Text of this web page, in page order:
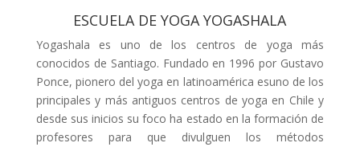
ESCUELA DE YOGA YOGASHALA
Yogashala es uno de los centros de yoga más
conocidos de Santiago. Fundado en 1996 por Gustavo
Ponce, pionero del yoga en latinoamérica esuno de los
principales y más antiguos centros de yoga en Chile y
desde sus inicios su foco ha estado en la formación de
profesores para que divulguen los métodos